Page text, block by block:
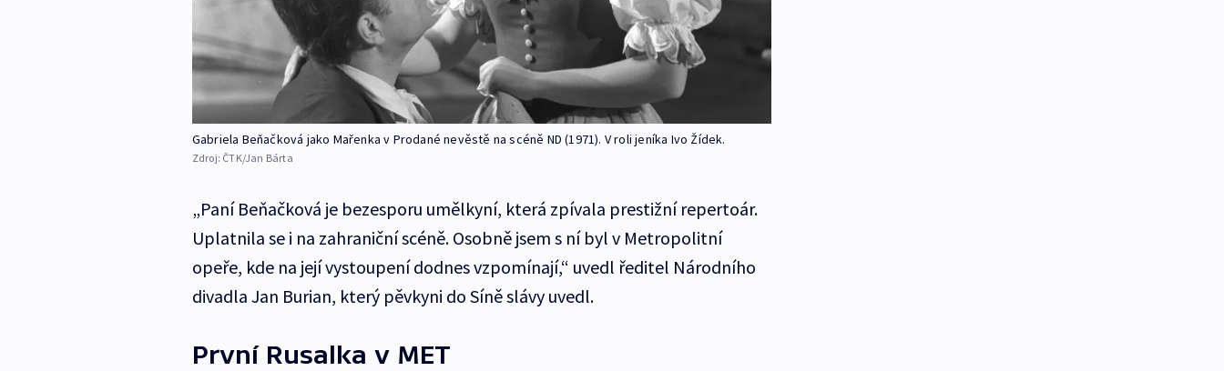
Gabriela Beňačková jako Mařenka v Prodané nevěstě na scéně ND (1971). V roli jeníka Ivo Žídek.
Zdroj: ČTK/Jan Bárta
„Paní Beňačková je bezesporu umělkyní, která zpívala prestižní repertoár.
Uplatnila se i na zahraniční scéně. Osobně jsem s ní byl v Metropolitní
opeře, kde na její vystoupení dodnes vzpomínají,“ uvedl ředitel Národního
divadla Jan Burian, který pěvkyni do Síně slávy uvedl.
První Rusalka v MET